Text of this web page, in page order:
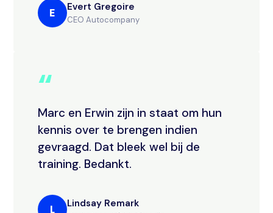
E Evert Gregoire
CEO Autocompany
“
Marc en Erwin zijn in staat om hun
kennis over te brengen indien
gevraagd. Dat bleek wel bij de
training. Bedankt.
L Lindsay Remark